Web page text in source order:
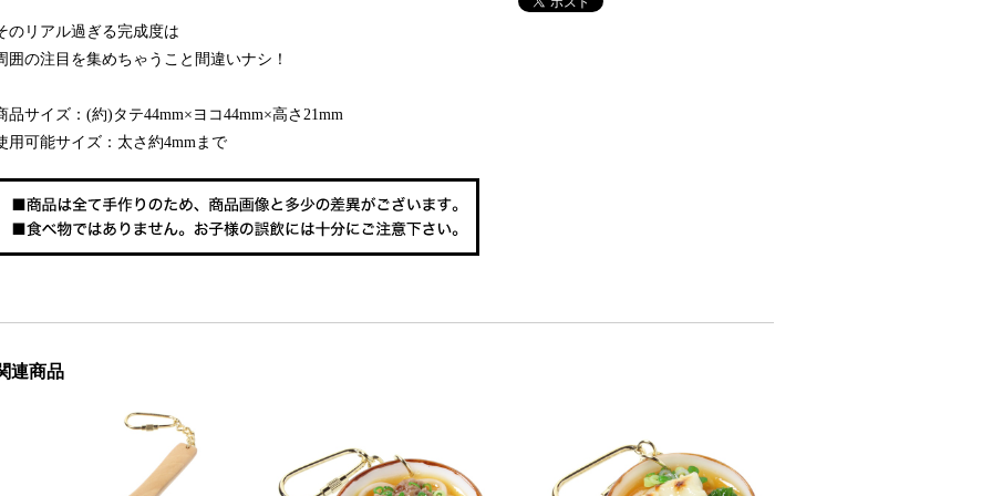
のリアル過ぎる完成度は
囲の注目を集めちゃうこと間違いナシ！
品サイズ：(約)タテ44mm×ヨコ44mm×高さ21mm
用可能サイズ：太さ約4mmまで
連商品